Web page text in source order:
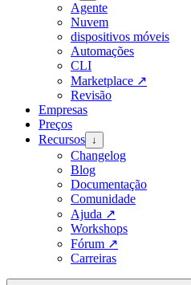
Agente
Nuvem
dispositivos móveis
Automações
CLI
Marketplace ↗
Revisão
Empresas
Preços
Recursos ↓
Changelog
Blog
Documentação
Comunidade
Ajuda ↗
Workshops
Fórum ↗
Carreiras